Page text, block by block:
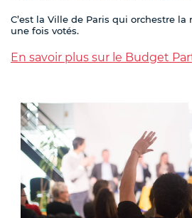
C’est la Ville de Paris qui orchestre
une fois votés.
En savoir plus sur le Budget